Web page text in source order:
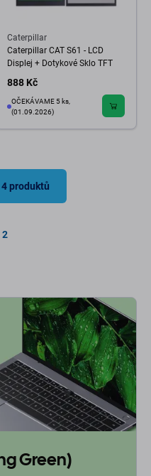
Caterpillar
Caterpillar CAT S61 - LCD
Displej + Dotykové Sklo TFT
888 Kč
OČEKÁVAME 5 ks,
(01.09.2026)
produktů
2
Green)